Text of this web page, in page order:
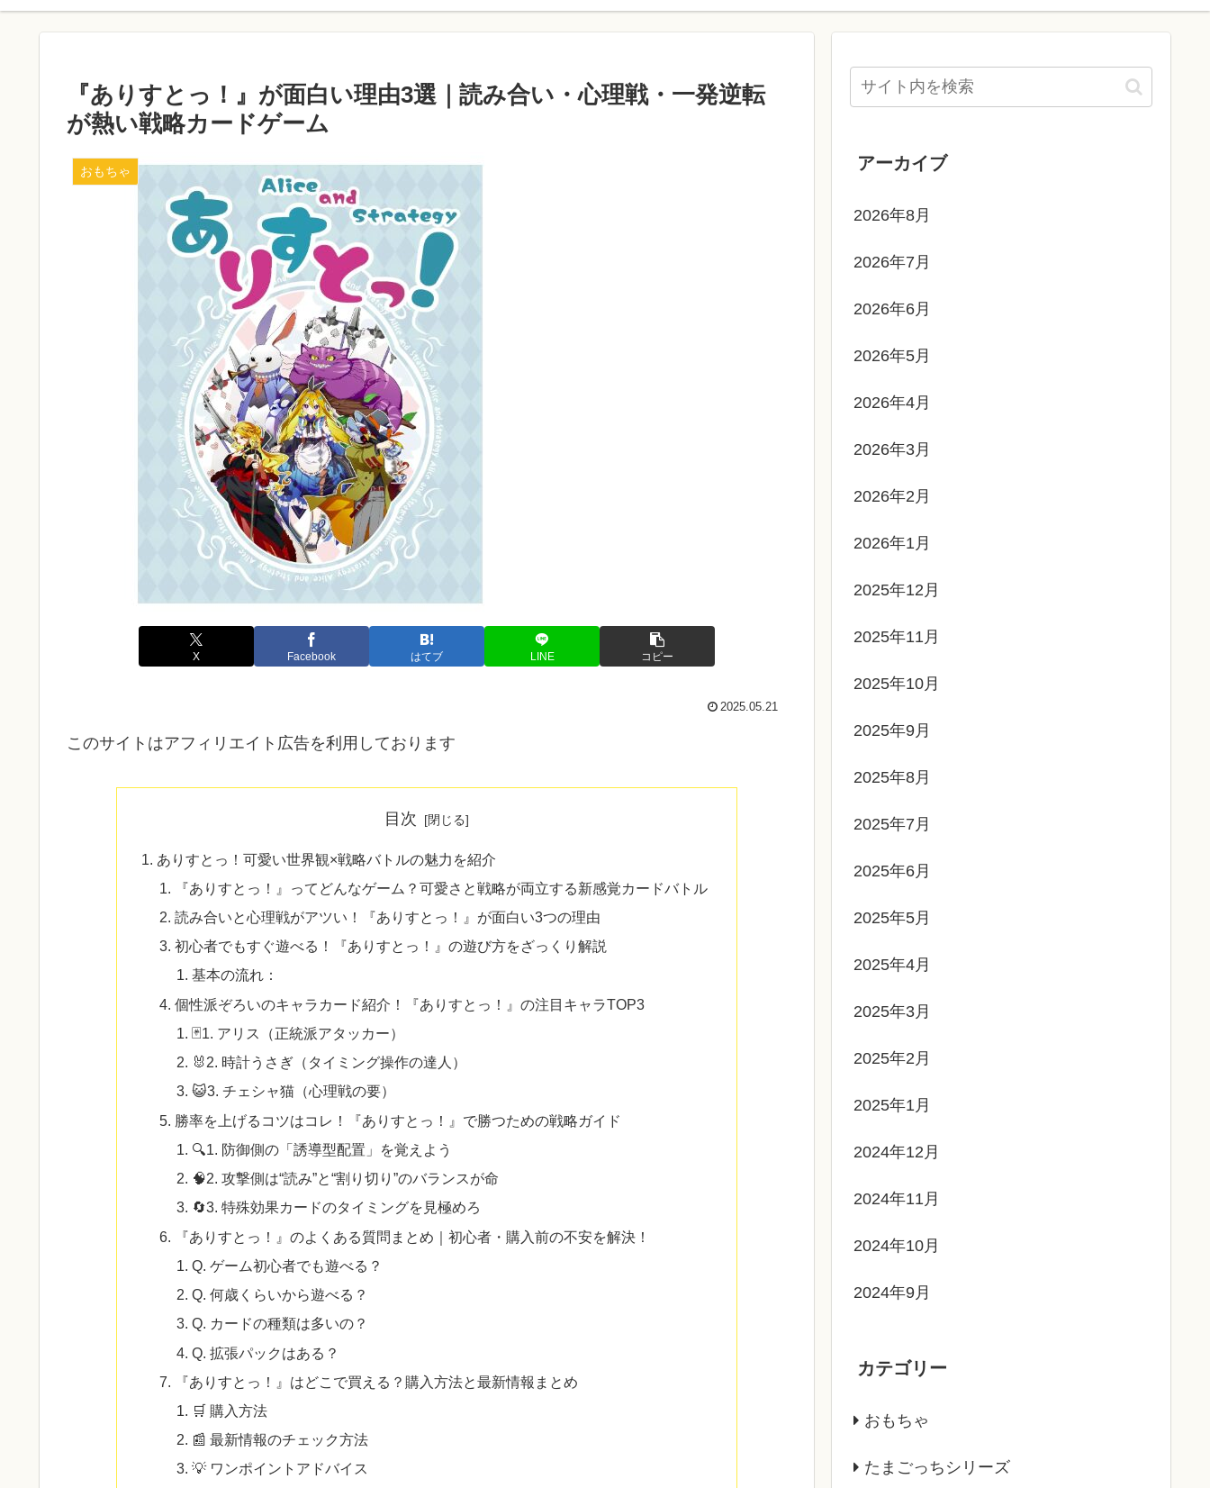
『ありすとっ！』が面白い理由3選｜読み合い・心理戦・一発逆転
が熱い戦略カードゲーム
おもちゃ
X Facebook はてブ LINE コピー
2025.05.21
このサイトはアフィリエイト広告を利用しております
目次
ありすとっ！可愛い世界観×戦略バトルの魅力を紹介
『ありすとっ！』ってどんなゲーム？可愛さと戦略が両立する新感覚カードバトル
読み合いと心理戦がアツい！『ありすとっ！』が面白い3つの理由
初心者でもすぐ遊べる！『ありすとっ！』の遊び方をざっくり解説
基本の流れ：
個性派ぞろいのキャラカード紹介！『ありすとっ！』の注目キャラTOP3
🃏1. アリス（正統派アタッカー）
🐰2. 時計うさぎ（タイミング操作の達人）
😺3. チェシャ猫（心理戦の要）
勝率を上げるコツはコレ！『ありすとっ！』で勝つための戦略ガイド
🔍1. 防御側の「誘導型配置」を覚えよう
🧠2. 攻撃側は“読み”と“割り切り”のバランスが命
🔄3. 特殊効果カードのタイミングを見極めろ
『ありすとっ！』のよくある質問まとめ｜初心者・購入前の不安を解決！
Q. ゲーム初心者でも遊べる？
Q. 何歳くらいから遊べる？
Q. カードの種類は多いの？
Q. 拡張パックはある？
『ありすとっ！』はどこで買える？購入方法と最新情報まとめ
🛒 購入方法
📰 最新情報のチェック方法
💡 ワンポイントアドバイス
アーカイブ
2026年8月
2026年7月
2026年6月
2026年5月
2026年4月
2026年3月
2026年2月
2026年1月
2025年12月
2025年11月
2025年10月
2025年9月
2025年8月
2025年7月
2025年6月
2025年5月
2025年4月
2025年3月
2025年2月
2025年1月
2024年12月
2024年11月
2024年10月
2024年9月
カテゴリー
おもちゃ
たまごっちシリーズ